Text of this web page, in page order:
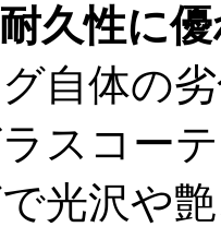
久性に
自体の
スコー
光沢や